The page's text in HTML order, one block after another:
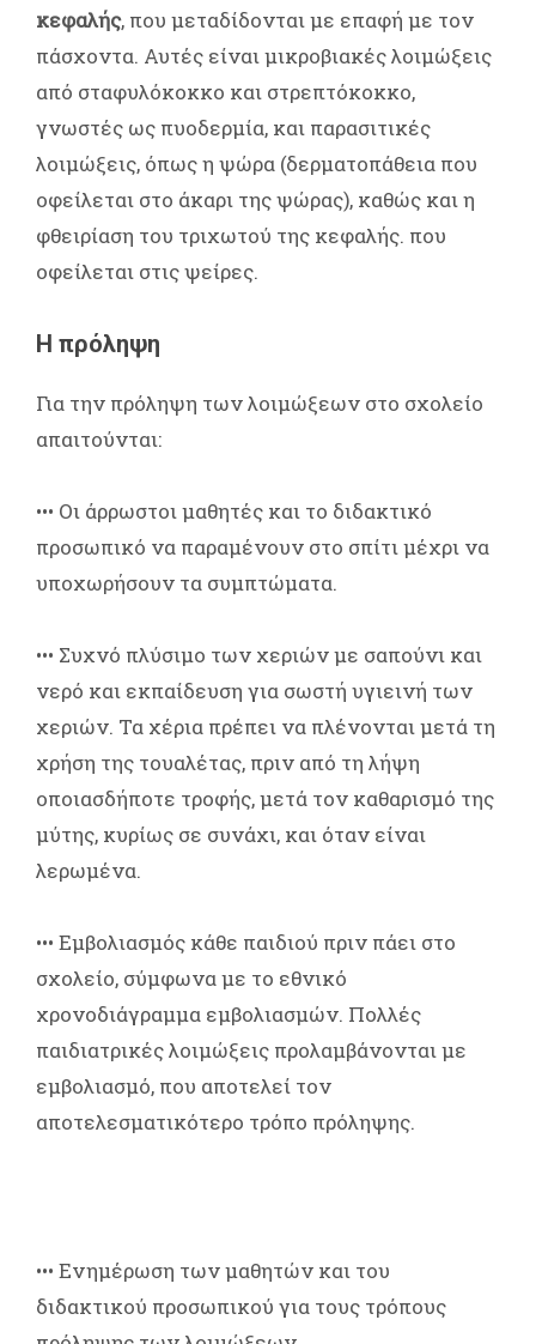
κεφαλής, που μεταδίδονται με επαφή με τον
πάσχοντα. Αυτές είναι μικροβιακές λοιμώξεις
από σταφυλόκοκκο και στρεπτόκοκκο,
γνωστές ως πυοδερμία, και παρασιτικές
λοιμώξεις, όπως η ψώρα (δερματοπάθεια που
οφείλεται στο άκαρι της ψώρας), καθώς και η
φθειρίαση του τριχωτού της κεφαλής. που
οφείλεται στις ψείρες.
Η πρόληψη
Για την πρόληψη των λοιμώξεων στο σχολείο
απαιτούνται:
••• Οι άρρωστοι μαθητές και το διδακτικό
προσωπικό να παραμένουν στο σπίτι μέχρι να
υποχωρήσουν τα συμπτώματα.
••• Συχνό πλύσιμο των χεριών με σαπούνι και
νερό και εκπαίδευση για σωστή υγιεινή των
χεριών. Τα χέρια πρέπει να πλένονται μετά τη
χρήση της τουαλέτας, πριν από τη λήψη
οποιασδήποτε τροφής, μετά τον καθαρισμό της
μύτης, κυρίως σε συνάχι, και όταν είναι
λερωμένα.
••• Εμβολιασμός κάθε παιδιού πριν πάει στο
σχολείο, σύμφωνα με το εθνικό
χρονοδιάγραμμα εμβολιασμών. Πολλές
παιδιατρικές λοιμώξεις προλαμβάνονται με
εμβολιασμό, που αποτελεί τον
αποτελεσματικότερο τρόπο πρόληψης.
••• Ενημέρωση των μαθητών και του
διδακτικού προσωπικού για τους τρόπους